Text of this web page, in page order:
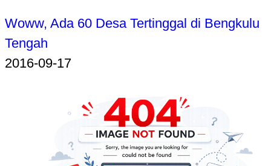
Woww, Ada 60 Desa Tertinggal di Bengkulu
Tengah
2016-09-17